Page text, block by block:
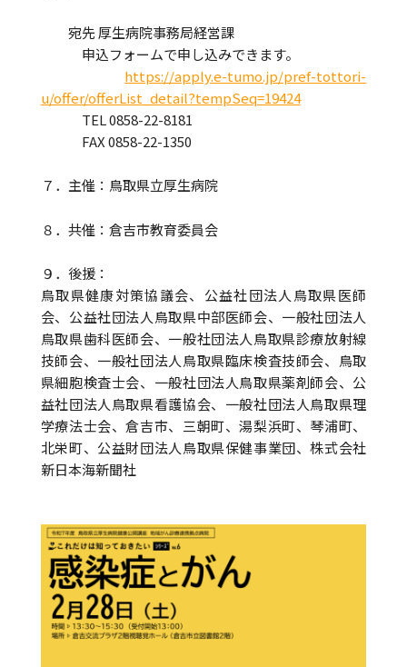
宛先 厚生病院事務局経営課
申込フォームで申し込みできます。
https://apply.e-tumo.jp/pref-tottori-
u/offer/offerList_detail?tempSeq=19424
TEL 0858-22-8181
FAX 0858-22-1350
７．主催：鳥取県立厚生病院
８．共催：倉吉市教育委員会
９．後援：
鳥取県健康対策協議会、公益社団法人鳥取県医師
会、公益社団法人鳥取県中部医師会、一般社団法人
鳥取県歯科医師会、一般社団法人鳥取県診療放射線
技師会、一般社団法人鳥取県臨床検査技師会、鳥取
県細胞検査士会、一般社団法人鳥取県薬剤師会、公
益社団法人鳥取県看護協会、一般社団法人鳥取県理
学療法士会、倉吉市、三朝町、湯梨浜町、琴浦町、
北栄町、公益財団法人鳥取県保健事業団、株式会社
新日本海新聞社